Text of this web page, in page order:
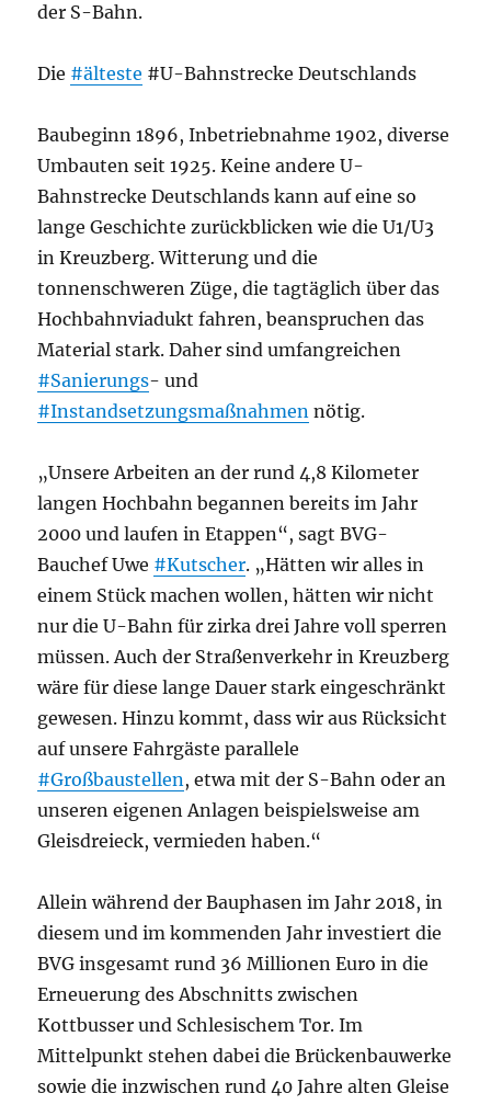
der S-Bahn.
Die #älteste #U-Bahnstrecke Deutschlands
Baubeginn 1896, Inbetriebnahme 1902, diverse
Umbauten seit 1925. Keine andere U-
Bahnstrecke Deutschlands kann auf eine so
lange Geschichte zurückblicken wie die U1/U3
in Kreuzberg. Witterung und die
tonnenschweren Züge, die tagtäglich über das
Hochbahnviadukt fahren, beanspruchen das
Material stark. Daher sind umfangreichen
#Sanierungs- und
#Instandsetzungsmaßnahmen nötig.
„Unsere Arbeiten an der rund 4,8 Kilometer
langen Hochbahn begannen bereits im Jahr
2000 und laufen in Etappen“, sagt BVG-
Bauchef Uwe #Kutscher. „Hätten wir alles in
einem Stück machen wollen, hätten wir nicht
nur die U-Bahn für zirka drei Jahre voll sperren
müssen. Auch der Straßenverkehr in Kreuzberg
wäre für diese lange Dauer stark eingeschränkt
gewesen. Hinzu kommt, dass wir aus Rücksicht
auf unsere Fahrgäste parallele
#Großbaustellen, etwa mit der S-Bahn oder an
unseren eigenen Anlagen beispielsweise am
Gleisdreieck, vermieden haben.“
Allein während der Bauphasen im Jahr 2018, in
diesem und im kommenden Jahr investiert die
BVG insgesamt rund 36 Millionen Euro in die
Erneuerung des Abschnitts zwischen
Kottbusser und Schlesischem Tor. Im
Mittelpunkt stehen dabei die Brückenbauwerke
sowie die inzwischen rund 40 Jahre alten Gleise